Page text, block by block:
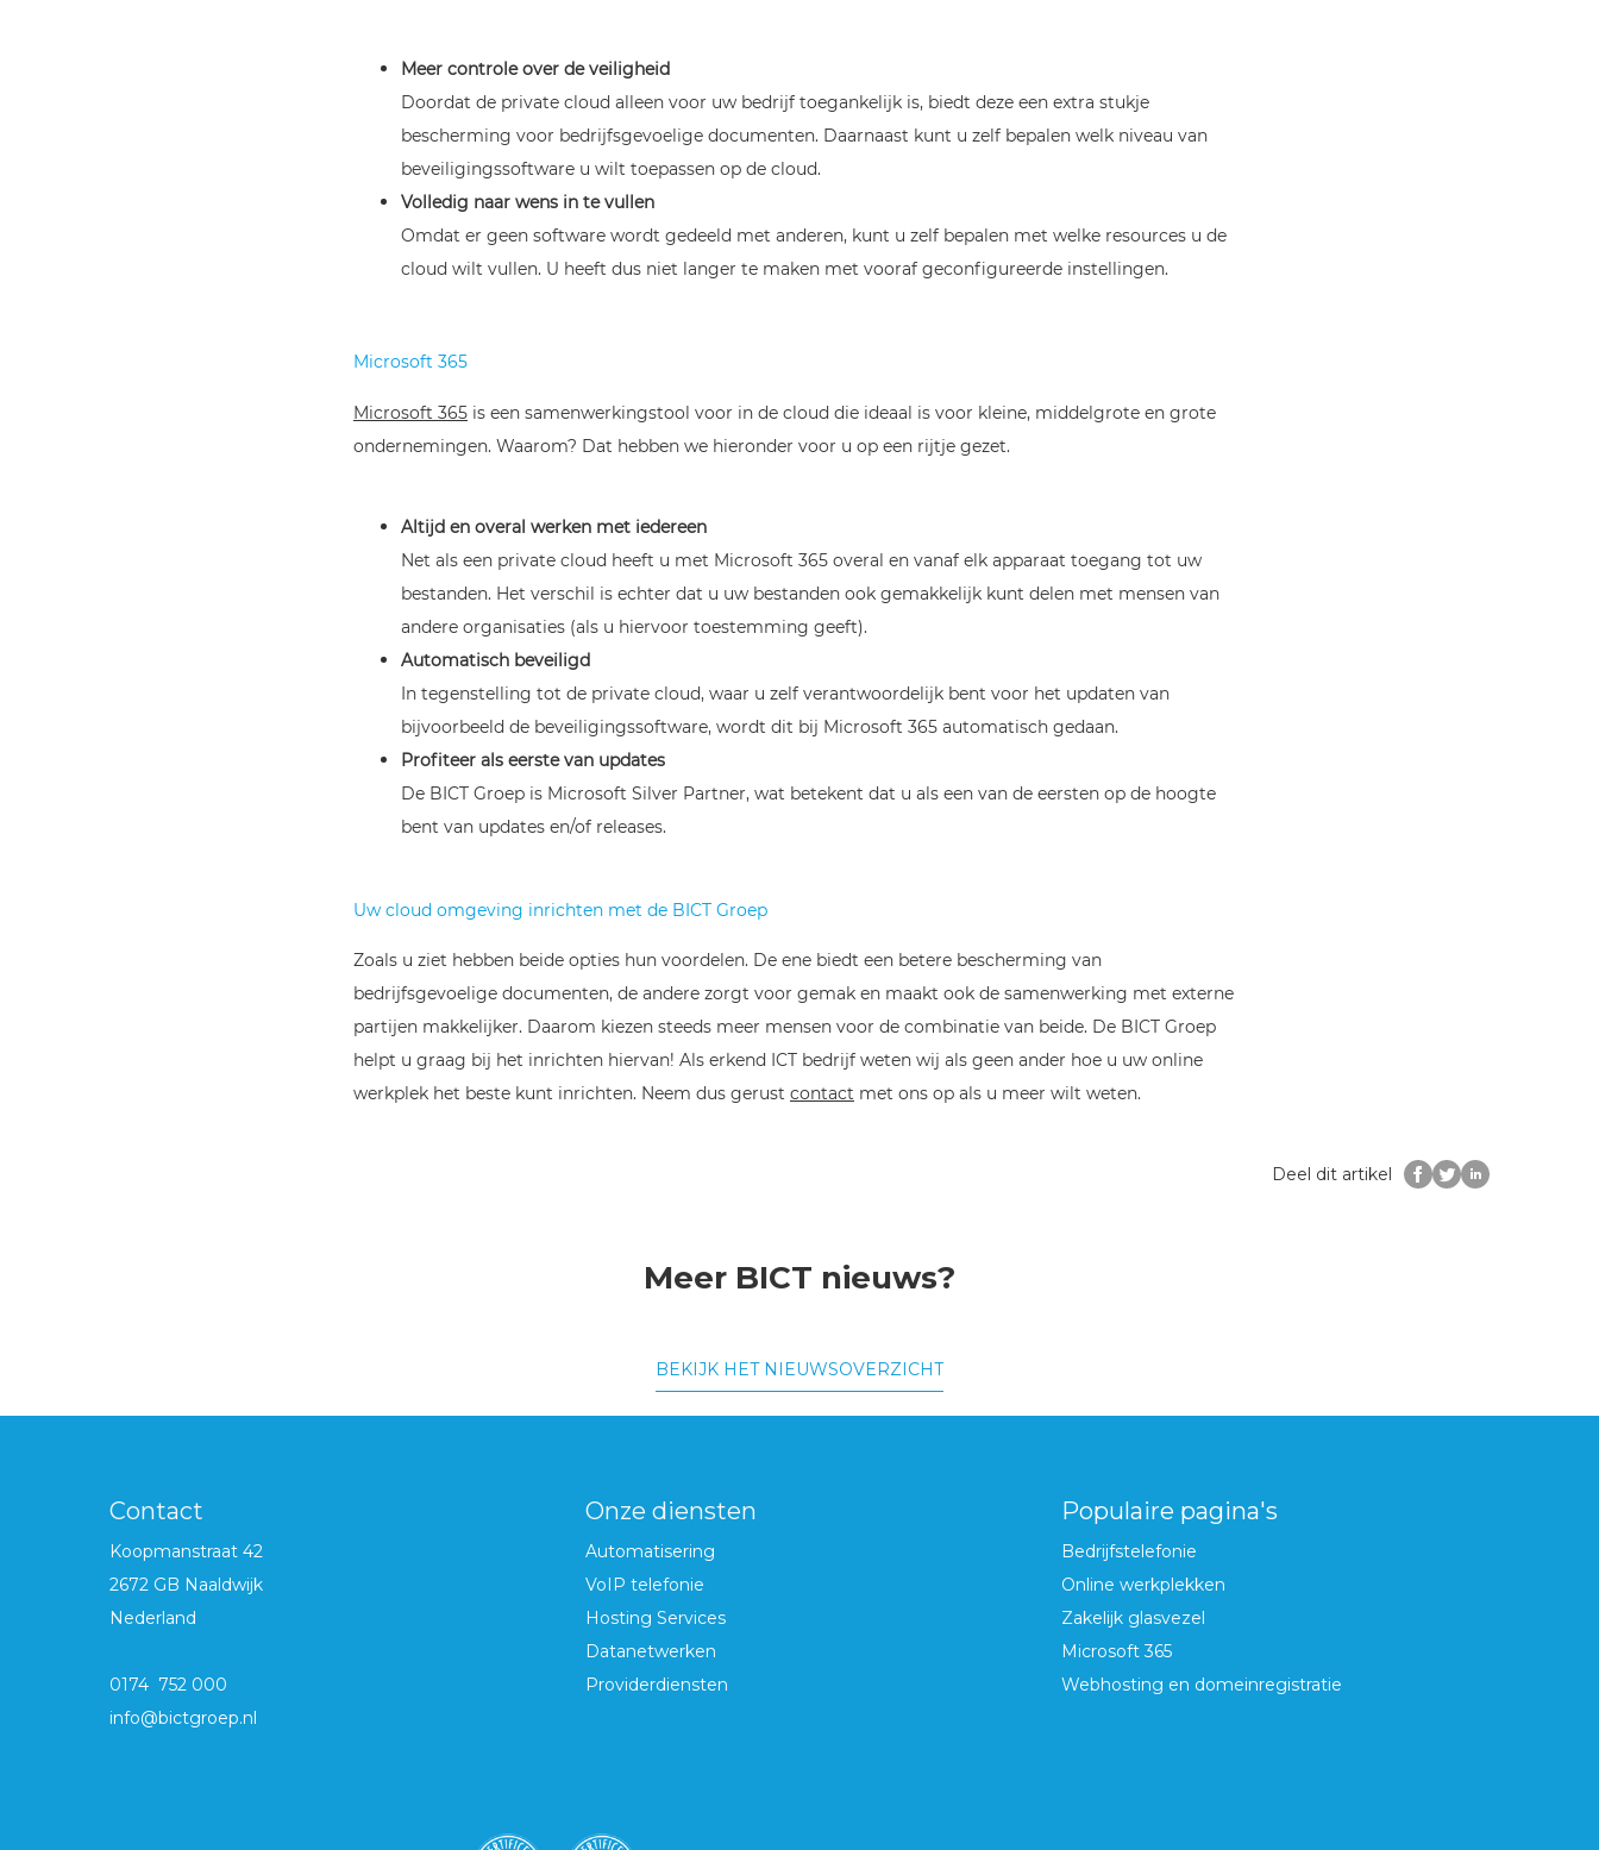
Meer controle over de veiligheid
Doordat de private cloud alleen voor uw bedrijf toegankelijk is, biedt deze een extra stukje
bescherming voor bedrijfsgevoelige documenten. Daarnaast kunt u zelf bepalen welk niveau van
beveiligingssoftware u wilt toepassen op de cloud.
Volledig naar wens in te vullen
Omdat er geen software wordt gedeeld met anderen, kunt u zelf bepalen met welke resources u de
cloud wilt vullen. U heeft dus niet langer te maken met vooraf geconfigureerde instellingen.
Microsoft 365
Microsoft 365 is een samenwerkingstool voor in de cloud die ideaal is voor kleine, middelgrote en grote
ondernemingen. Waarom? Dat hebben we hieronder voor u op een rijtje gezet.
Altijd en overal werken met iedereen
Net als een private cloud heeft u met Microsoft 365 overal en vanaf elk apparaat toegang tot uw
bestanden. Het verschil is echter dat u uw bestanden ook gemakkelijk kunt delen met mensen van
andere organisaties (als u hiervoor toestemming geeft).
Automatisch beveiligd
In tegenstelling tot de private cloud, waar u zelf verantwoordelijk bent voor het updaten van
bijvoorbeeld de beveiligingssoftware, wordt dit bij Microsoft 365 automatisch gedaan.
Profiteer als eerste van updates
De BICT Groep is Microsoft Silver Partner, wat betekent dat u als een van de eersten op de hoogte
bent van updates en/of releases.
Uw cloud omgeving inrichten met de BICT Groep
Zoals u ziet hebben beide opties hun voordelen. De ene biedt een betere bescherming van
bedrijfsgevoelige documenten, de andere zorgt voor gemak en maakt ook de samenwerking met externe
partijen makkelijker. Daarom kiezen steeds meer mensen voor de combinatie van beide. De BICT Groep
helpt u graag bij het inrichten hiervan! Als erkend ICT bedrijf weten wij als geen ander hoe u uw online
werkplek het beste kunt inrichten. Neem dus gerust contact met ons op als u meer wilt weten.
Deel dit artikel
Meer BICT nieuws?
BEKIJK HET NIEUWSOVERZICHT
Contact
Koopmanstraat 42
2672 GB Naaldwijk
Nederland
0174 752 000
info@bictgroep.nl
Onze diensten
Automatisering
VoIP telefonie
Hosting Services
Datanetwerken
Providerdiensten
Populaire pagina's
Bedrijfstelefonie
Online werkplekken
Zakelijk glasvezel
Microsoft 365
Webhosting en domeinregistratie